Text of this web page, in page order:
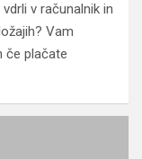
v računalnik in
Vam
če plačate